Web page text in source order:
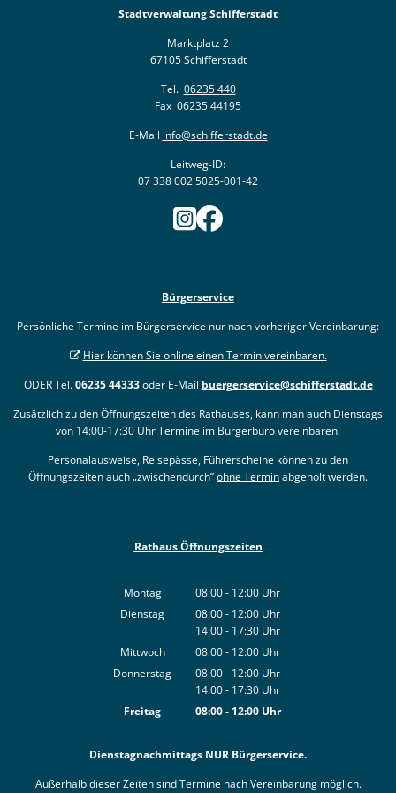
Stadtverwaltung Schifferstadt
Marktplatz 2
67105 Schifferstadt
Tel. 06235 440
Fax 06235 44195
E-Mail info@schifferstadt.de
Leitweg-ID:
07 338 002 5025-001-42
Bürgerservice
Persönliche Termine im Bürgerservice nur nach vorheriger Vereinbarung:
Hier können Sie online einen Termin vereinbaren.
ODER Tel.06235 44333oder E-Mail buergerservice@schifferstadt.de
Zusätzlich zu den Öffnungszeiten des Rathauses, kann man auch Dienstags
von 14:00-17:30 Uhr Termine im Bürgerbüro vereinbaren.
Personalausweise, Reisepässe, Führerscheine können zu den
Öffnungszeiten auch „zwischendurch“ohne Terminabgeholt werden.
Rathaus Öffnungszeiten
Montag 08:00- 12:00 Uhr
Von 08:00 bis 12:00 Uhr
Dienstag 08:00- 12:00 Uhr
Von 08:00 bis 12:00 Uhr
14:00- 17:30 Uhr
Von 14:00 bis 17:30 Uhr
Mittwoch 08:00- 12:00 Uhr
Von 08:00 bis 12:00 Uhr
Donnerstag 08:00- 12:00 Uhr
Von 08:00 bis 12:00 Uhr
14:00- 17:30 Uhr
Von 14:00 bis 17:30 Uhr
Freitag 08:00- 12:00Uhr
Dienstagnachmittags NUR Bürgerservice.
Außerhalb dieser Zeiten sind Termine nach Vereinbarung möglich.